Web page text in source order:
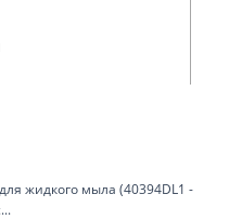
жидкого мыла (40394DL1 -
...